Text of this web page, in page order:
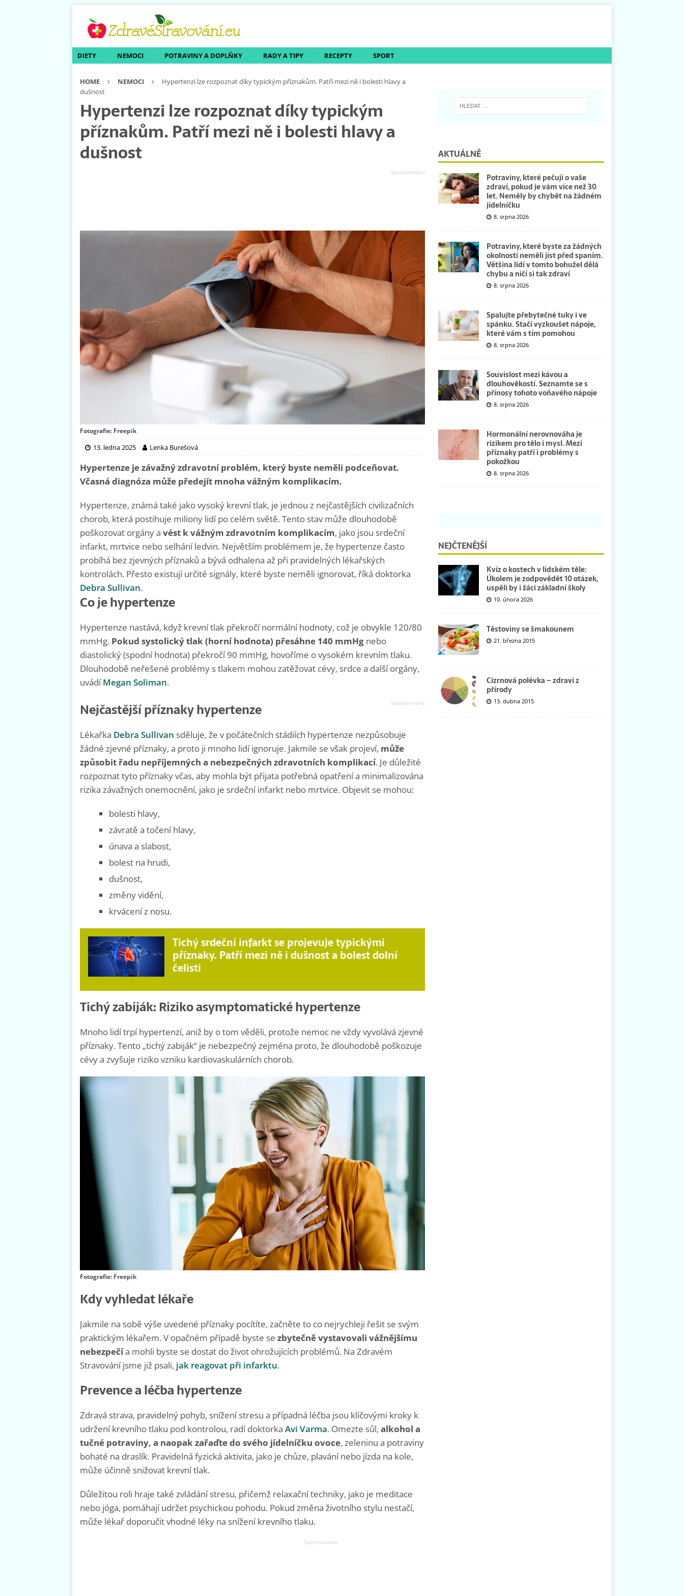
DIETY NEMOCI POTRAVINY A DOPLŇKY RADY A TIPY RECEPTY SPORT
HOME NEMOCI
Hypertenzi lze rozpoznat díky typickým příznakům. Patří mezi ně i bolesti hlavy a
dušnost
Hypertenzi lze rozpoznat díky typickým
příznakům. Patří mezi ně i bolesti hlavy a
dušnost
Fotografie: Freepik
13. ledna 2025 Lenka Burešová
Hypertenze je závažný zdravotní problém, který byste neměli podceňovat.
Včasná diagnóza může předejít mnoha vážným komplikacím.
Hypertenze, známá také jako vysoký krevní tlak, je jednou z nejčastějších civilizačních
chorob, která postihuje miliony lidí po celém světě. Tento stav může dlouhodobě
poškozovat orgány a vést k vážným zdravotním komplikacím, jako jsou srdeční
infarkt, mrtvice nebo selhání ledvin. Největším problémem je, že hypertenze často
probíhá bez zjevných příznaků a bývá odhalena až při pravidelných lékařských
kontrolách. Přesto existují určité signály, které byste neměli ignorovat, říká doktorka
Debra Sullivan.
Co je hypertenze
Hypertenze nastává, když krevní tlak překročí normální hodnoty, což je obvykle 120/80
mmHg. Pokud systolický tlak (horní hodnota) přesáhne 140 mmHg nebo
diastolický (spodní hodnota) překročí 90 mmHg, hovoříme o vysokém krevním tlaku.
Dlouhodobě neřešené problémy s tlakem mohou zatěžovat cévy, srdce a další orgány,
uvádíMegan Soliman.
Nejčastější příznaky hypertenze
Lékařka Debra Sullivan sděluje, že v počátečních stádiích hypertenze nezpůsobuje
žádné zjevné příznaky, a proto ji mnoho lidí ignoruje. Jakmile se však projeví, může
způsobit řadu nepříjemných a nebezpečných zdravotních komplikací. Je důležité
rozpoznat tyto příznaky včas, aby mohla být přijata potřebná opatření a minimalizována
rizika závažných onemocnění, jako je srdeční infarkt nebo mrtvice. Objevit se mohou:
bolesti hlavy,
závratě a točení hlavy,
únava a slabost,
bolest na hrudi,
dušnost,
změny vidění,
krvácení z nosu.
Tichý srdeční infarkt se projevuje typickými
příznaky. Patří mezi ně i dušnost a bolest dolní
čelisti
Tichý zabiják: Riziko asymptomatické hypertenze
Mnoho lidí trpí hypertenzí, aniž by o tom věděli, protože nemoc ne vždy vyvolává zjevné
příznaky. Tento „tichý zabiják“ je nebezpečný zejména proto, že dlouhodobě poškozuje
cévy a zvyšuje riziko vzniku kardiovaskulárních chorob.
Fotografie: Freepik
Kdy vyhledat lékaře
Jakmile na sobě výše uvedené příznaky pocítíte, začněte to co nejrychleji řešit se svým
praktickým lékařem. V opačném případě byste se zbytečně vystavovali vážnějšímu
nebezpečía mohli byste se dostat do život ohrožujících problémů. Na Zdravém
Stravování jsme již psali, jak reagovat při infarktu.
Prevence a léčba hypertenze
Zdravá strava, pravidelný pohyb, snížení stresu a případná léčba jsou klíčovými kroky k
udržení krevního tlaku pod kontrolou, radí doktorka Avi Varma. Omezte sůl, alkohol a
tučné potraviny, a naopak zařaďte do svého jídelníčku ovoce, zeleninu a potraviny
bohaté na draslík. Pravidelná fyzická aktivita, jako je chůze, plavání nebo jízda na kole,
může účinně snižovat krevní tlak.
Důležitou roli hraje také zvládání stresu, přičemž relaxační techniky, jako je meditace
nebo jóga, pomáhají udržet psychickou pohodu. Pokud změna životního stylu nestačí,
může lékař doporučit vhodné léky na snížení krevního tlaku.
AKTUÁLNĚ
Potraviny, které pečují o vaše
zdraví, pokud je vám více než 30
let. Neměly by chybět na žádném
jídelníčku
8. srpna 2026
Potraviny, které byste za žádných
okolností neměli jíst před spaním.
Většina lidí v tomto bohužel dělá
chybu a ničí si tak zdraví
8. srpna 2026
Spalujte přebytečné tuky i ve
spánku. Stačí vyzkoušet nápoje,
které vám s tím pomohou
8. srpna 2026
Souvislost mezi kávou a
dlouhověkostí. Seznamte se s
přínosy tohoto voňavého nápoje
8. srpna 2026
Hormonální nerovnováha je
rizikem pro tělo i mysl. Mezi
příznaky patří i problémy s
pokožkou
8. srpna 2026
NEJČTENĚJŠÍ
Kvíz o kostech v lidském těle:
Úkolem je zodpovědět 10 otázek,
uspěli by i žáci základní školy
10. února 2026
Těstoviny se šmakounem
21. března 2015
Cizrnová polévka – zdraví z
přírody
13. dubna 2015